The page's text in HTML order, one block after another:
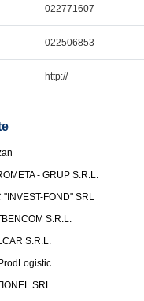
022771607
022506853
http://
- GRUP S.R.L.
"INVEST-FOND" SRL
S.R.L.
S.R.L.
SRL